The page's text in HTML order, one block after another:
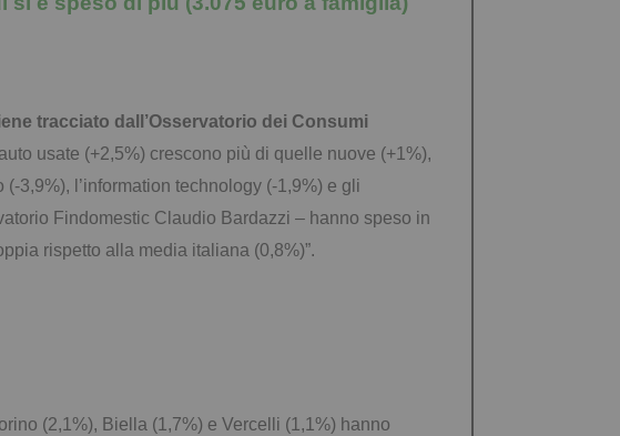
tracciato dall’Osservatorio dei Consumi
usate (+2,5%) crescono più di quelle nuove (+1%),
3,9%), l’information technology (-1,9%) e gli
Findomestic Claudio Bardazzi – hanno speso in
rispetto alla media italiana (0,8%)”.
(2,1%), Biella (1,7%) e Vercelli (1,1%) hanno